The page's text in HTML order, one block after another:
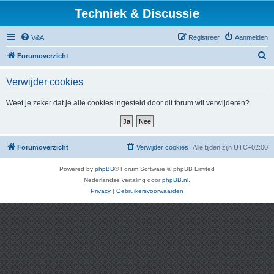
Techniek & Discussie
V&A Aanmelden
Registreer
Forumoverzicht
Verwijder cookies
Weet je zeker dat je alle cookies ingesteld door dit forum wil verwijderen?
Forumoverzicht Alle tijden zijn UTC+02:00
Verwijder cookies
Powered by phpBB® Forum Software © phpBB Limited
Nederlandse vertaling doorphpBB.nl
Privacy | Gebruikersvoorwaarden